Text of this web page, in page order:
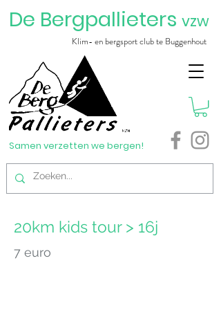
De Bergpallieters vzw
Klim- en bergsport club te Buggenhout
Samen verzetten we bergen!
20km kids tour > 16j
7 euro